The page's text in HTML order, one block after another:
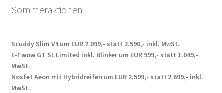
Sommeraktionen
Scuddy Slim V4 um EUR 2.099,- statt 2.590,- inkl. MwSt.
E-Twow GT SL Limited inkl. Blinker um EUR 999,- statt 1.049,-
MwSt.
Nosfet Aeon mit Hybridreifen um EUR 2.599,- statt 2.699,- inkl.
MwSt.